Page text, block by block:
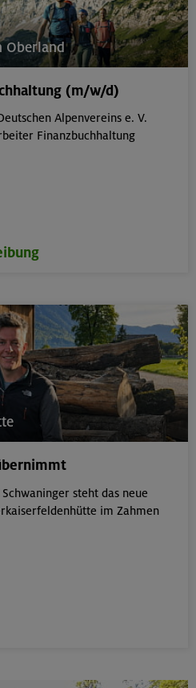
Oberland
(m/w/d)
Alpenvereins e. V.
Finanzbuchhaltung
steht das neue
im Zahmen